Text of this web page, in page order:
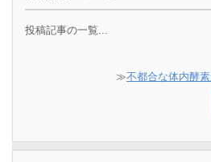
投稿記事の一覧...
≫不都合な体内酵